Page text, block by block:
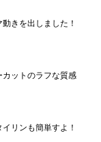
動きを出しました！
カットのラフな質感
イリンも簡単すよ！